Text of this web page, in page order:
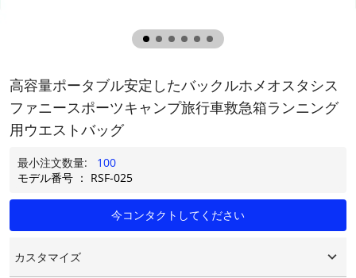
高容量ポータブル安定したバックルホメオスタシス
ファニースポーツキャンプ旅行車救急箱ランニング
用ウエストバッグ
最小注文数量:
100
モデル番号 ： RSF-025
今コンタクトしてください
カスタマイズ